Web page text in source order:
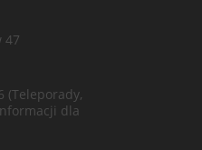
47
(Teleporady,
dla